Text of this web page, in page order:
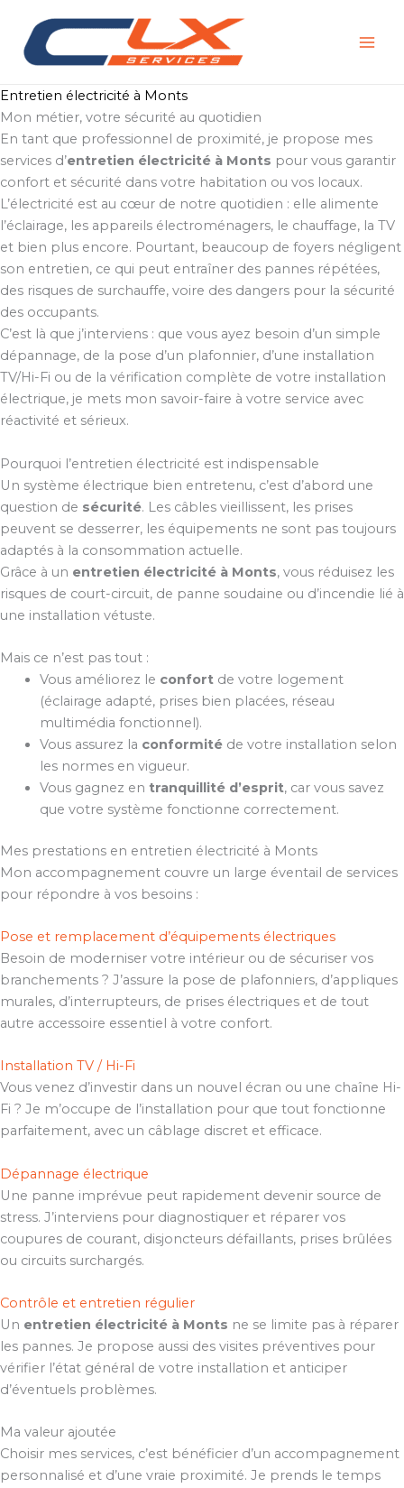
contenu
Entretien électricité à Monts
Mon métier, votre sécurité au quotidien
En tant que professionnel de proximité, je propose mes
services d’entretien électricité à Monts pour vous garantir
confort et sécurité dans votre habitation ou vos locaux.
L’électricité est au cœur de notre quotidien : elle alimente
l’éclairage, les appareils électroménagers, le chauffage, la TV
et bien plus encore. Pourtant, beaucoup de foyers négligent
son entretien, ce qui peut entraîner des pannes répétées,
des risques de surchauffe, voire des dangers pour la sécurité
des occupants.
C’est là que j’interviens : que vous ayez besoin d’un simple
dépannage, de la pose d’un plafonnier, d’une installation
TV/Hi-Fi ou de la vérification complète de votre installation
électrique, je mets mon savoir-faire à votre service avec
réactivité et sérieux.
Pourquoi l’entretien électricité est indispensable
Un système électrique bien entretenu, c’est d’abord une
question de sécurité. Les câbles vieillissent, les prises
peuvent se desserrer, les équipements ne sont pas toujours
adaptés à la consommation actuelle.
Grâce à un entretien électricité à Monts, vous réduisez les
risques de court-circuit, de panne soudaine ou d’incendie lié à
une installation vétuste.
Mais ce n’est pas tout :
Vous améliorez le confortde votre logement
(éclairage adapté, prises bien placées, réseau
multimédia fonctionnel).
Vous assurez la conformitéde votre installation selon
les normes en vigueur.
Vous gagnez en tranquillité d’esprit, car vous savez
que votre système fonctionne correctement.
Mes prestations en entretien électricité à Monts
Mon accompagnement couvre un large éventail de services
pour répondre à vos besoins :
Pose et remplacement d’équipements électriques
Besoin de moderniser votre intérieur ou de sécuriser vos
branchements ? J’assure la pose de plafonniers, d’appliques
murales, d’interrupteurs, de prises électriques et de tout
autre accessoire essentiel à votre confort.
Installation TV / Hi-Fi
Vous venez d’investir dans un nouvel écran ou une chaîne Hi-
Fi ? Je m’occupe de l’installation pour que tout fonctionne
parfaitement, avec un câblage discret et efficace.
Dépannage électrique
Une panne imprévue peut rapidement devenir source de
stress. J’interviens pour diagnostiquer et réparer vos
coupures de courant, disjoncteurs défaillants, prises brûlées
ou circuits surchargés.
Contrôle et entretien régulier
Un entretien électricité à Monts ne se limite pas à réparer
les pannes. Je propose aussi des visites préventives pour
vérifier l’état général de votre installation et anticiper
d’éventuels problèmes.
Ma valeur ajoutée
Choisir mes services, c’est bénéficier d’un accompagnement
personnalisé et d’une vraie proximité. Je prends le temps